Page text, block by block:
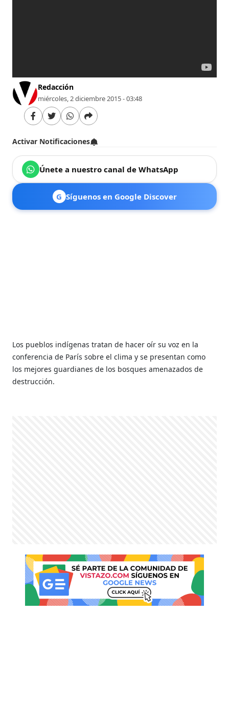
Redacción
miércoles, 2 diciembre 2015 - 03:48
Activar Notificaciones
Únete a nuestro canal de WhatsApp
G Síguenos en Google Discover
Los pueblos indígenas tratan de hacer oír su voz en la
conferencia de París sobre el clima y se presentan como
los mejores guardianes de los bosques amenazados de
destrucción.